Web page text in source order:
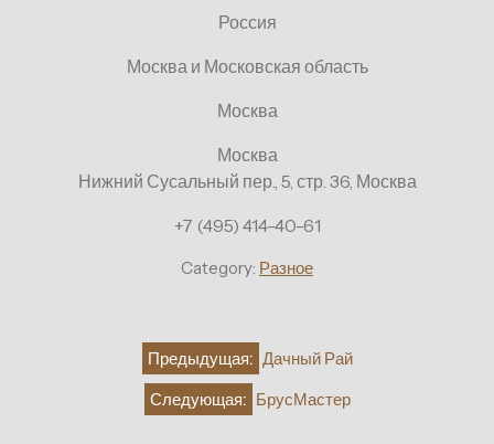
Россия
Москва и Московская область
Москва
Москва
Нижний Сусальный пер., 5, стр. 36, Москва
+7 (495) 414-40-61
Category: Разное
НавигацияПредыдущая: Дачный Рай
Следующая: БрусМастер